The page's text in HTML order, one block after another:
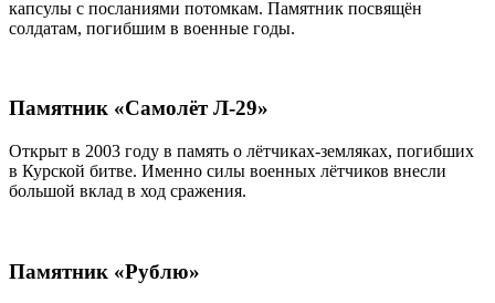
капсулы с посланиями потомкам. Памятник посвящён
солдатам, погибшим в военные годы.
Памятник «Самолёт Л-29»
Открыт в 2003 году в память о лётчиках-земляках, погибших
в Курской битве. Именно силы военных лётчиков внесли
большой вклад в ход сражения.
Памятник «Рублю»